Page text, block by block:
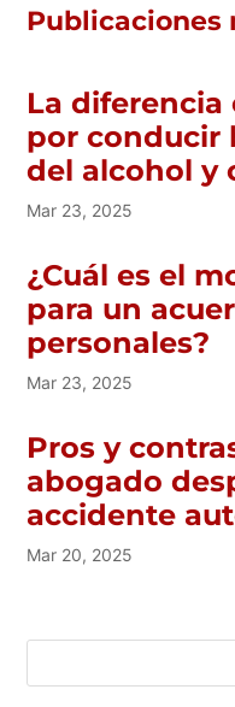
Publicaciones
La
por conducir
del alcohol y
Mar 23, 2025
¿Cuál es el
para un
personales?
Mar 23, 2025
Pros y
abogado
accidente
Mar 20, 2025